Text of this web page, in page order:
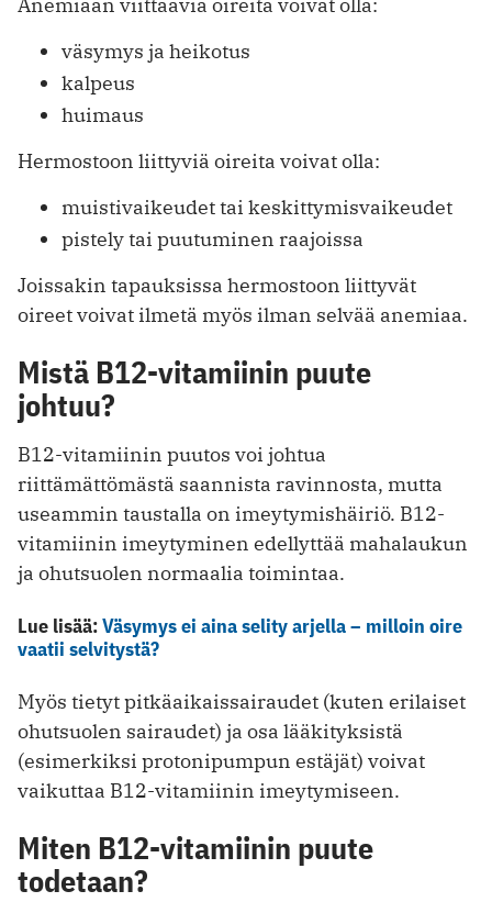
väsymys ja heikotus
kalpeus
huimaus
Hermostoon liittyviä oireita voivat olla:
muistivaikeudet tai keskittymisvaikeudet
pistely tai puutuminen raajoissa
Joissakin tapauksissa hermostoon liittyvät
oireet voivat ilmetä myös ilman selvää anemiaa.
Mistä B12-vitamiinin puute
johtuu?
B12-vitamiinin puutos voi johtua
riittämättömästä saannista ravinnosta, mutta
useammin taustalla on imeytymishäiriö. B12-
vitamiinin imeytyminen edellyttää mahalaukun
ja ohutsuolen normaalia toimintaa.
Lue lisää:Väsymys ei aina selity arjella – milloin oire
vaatii selvitystä?
Myös tietyt pitkäaikaissairaudet (kuten erilaiset
ohutsuolen sairaudet) ja osa lääkityksistä
(esimerkiksi protonipumpun estäjät) voivat
vaikuttaa B12-vitamiinin imeytymiseen.
Miten B12-vitamiinin puute
todetaan?